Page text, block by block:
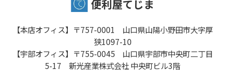
便利屋てじま
【本店オフィス】〒757-0001 山口県山陽小野田市大字厚
狭1097-10
【宇部オフィス】〒755-0045 山口県宇部市中央町二丁目
5-17 新光産業株式会社 中央町ビル3階